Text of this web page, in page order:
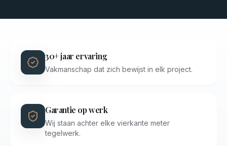
30+ jaar ervaring
Vakmanschap dat zich bewijst in elk project.
Garantie op werk
Wij staan achter elke vierkante meter
tegelwerk.